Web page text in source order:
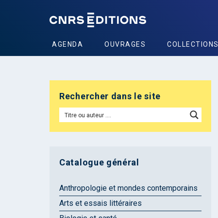
AGENDA OUVRAGES COLLECTIONS
Rechercher dans le site
Catalogue général
Anthropologie et mondes contemporains
Arts et essais littéraires